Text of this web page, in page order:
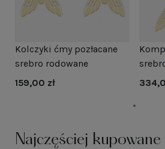
Kolczyki ćmy pozłacane
srebro rodowane
159,00 zł
Najczęściej kupowane